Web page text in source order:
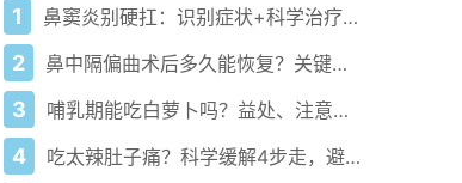
1 鼻窦炎别硬扛：识别症状+科学治疗+避坑指南
2 鼻中隔偏曲术后多久能恢复？关键看这几点
3 哺乳期能吃白萝卜吗？益处、注意事项一次说清
4 吃太辣肚子痛？科学缓解4步走，避免“辣出胃炎”